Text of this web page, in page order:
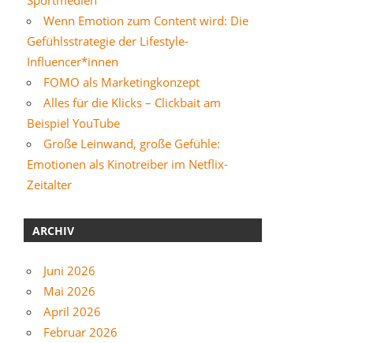
Wenn Emotion zum Content wird: Die
Gefühlsstrategie der Lifestyle-
Influencer*innen
FOMO als Marketingkonzept
Alles für die Klicks – Clickbait am
Beispiel YouTube
Große Leinwand, große Gefühle:
Emotionen als Kinotreiber im Netflix-
Zeitalter
ARCHIV
Juni 2026
Mai 2026
April 2026
Februar 2026